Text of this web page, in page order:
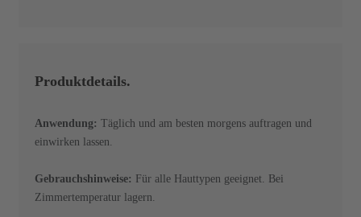
Produktdetails.
Anwendung: Täglich und am besten morgens auftragen und
einwirken lassen.
Gebrauchshinweise: Für alle Hauttypen geeignet. Bei
Zimmertemperatur lagern.